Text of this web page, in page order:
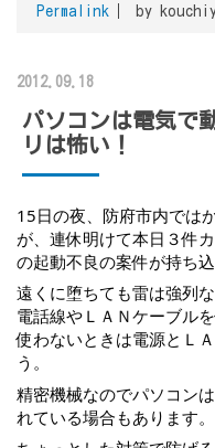
Permalink by
2012.09.18
パソコンは電気で
リは怖い！
15日の夜、防府市内では
が、連休明けて本日３件
の起動不良の案件が持ち込
遠くに堕ちても雷は強列な
電話線やＬＡＮケーブル
使わないときは電源とＬ
う。
精密機械なのでパソコン
れている場合もあります。